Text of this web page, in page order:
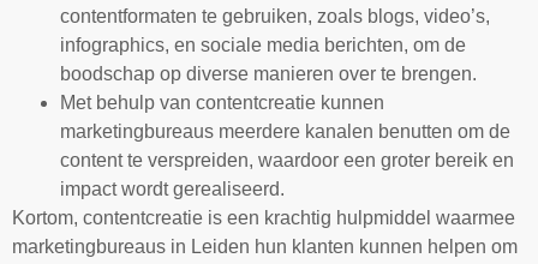
contentformaten te gebruiken, zoals blogs, video’s,
infographics, en sociale media berichten, om de
boodschap op diverse manieren over te brengen.
Met behulp van contentcreatie kunnen
marketingbureaus meerdere kanalen benutten om de
content te verspreiden, waardoor een groter bereik en
impact wordt gerealiseerd.
Kortom, contentcreatie is een krachtig hulpmiddel waarmee
marketingbureaus in Leiden hun klanten kunnen helpen om